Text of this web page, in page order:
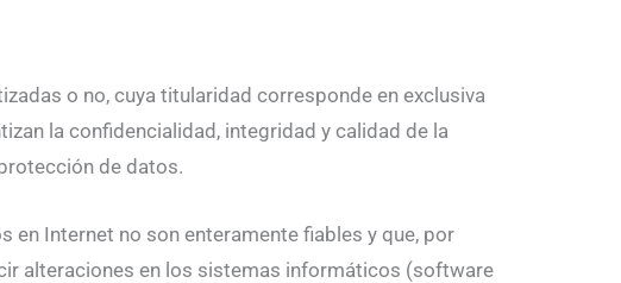
o no, cuya titularidad corresponde en exclusiva
la confidencialidad, integridad y calidad de la
de datos.
Internet no son enteramente fiables y que, por
alteraciones en los sistemas informáticos (software